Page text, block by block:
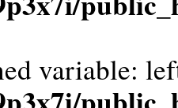
variable: